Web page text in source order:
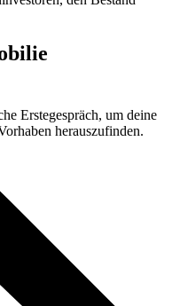
Erstegespräch, um deine
herauszufinden.